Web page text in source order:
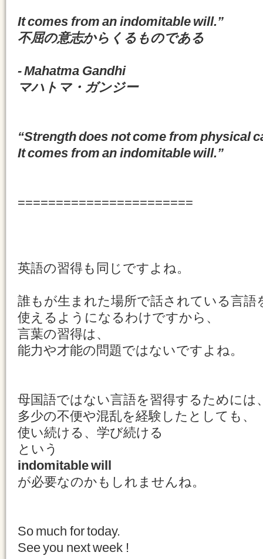
It comes from an indomitable will.”
不屈の意志からくるものである
- Mahatma Gandhi
マハトマ・ガンジー
“Strength does not come from physical
It comes from an indomitable will.”
=======================
英語の習得も同じですよね。
誰もが生まれた場所で話されている言語
使えるようになるわけですから、
言葉の習得は、
能力や才能の問題ではないですよね。
母国語ではない言語を習得するためには
多少の不便や混乱を経験したとしても、
使い続ける、学び続ける
という
indomitable will
が必要なのかもしれませんね。
So much for today.
See you next week !